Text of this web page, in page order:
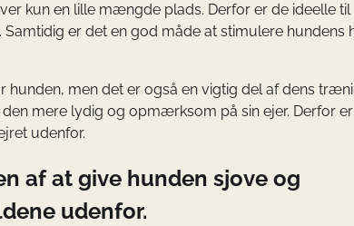
kun en lille mængde plads. Derfor er de ideelle til
er det en god måde at stimulere hundens
men det er også en vigtig del af dens
mere lydig og opmærksom på sin ejer. Derfor
udenfor.
af at give hunden sjove og
udenfor.